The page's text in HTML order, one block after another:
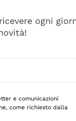
che
ogni
e comunicazioni
come richiesto dalla